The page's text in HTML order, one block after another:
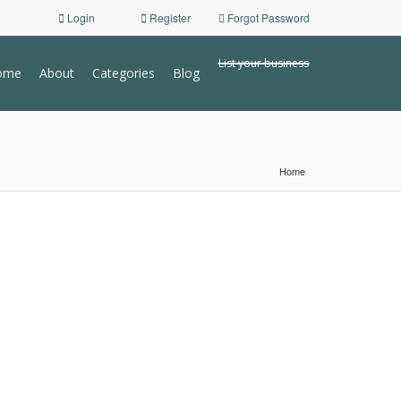
Login Register Forgot Password
About Categories Blog
List your business
Home